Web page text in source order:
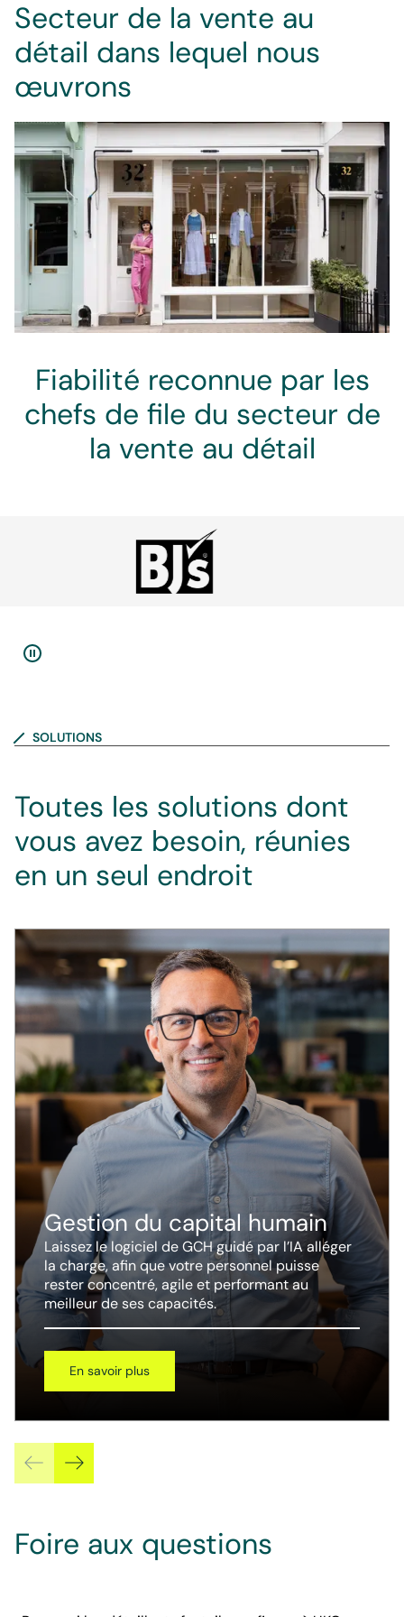
Secteur de la vente au
détail dans lequel nous
œuvrons
Dépanneurs
Épicerie
Vente au détail
Fiabilité reconnue par les
chefs de file du secteur de
la vente au détail
SOLUTIONS
Toutes les solutions dont
vous avez besoin, réunies
en un seul endroit
Gestion du capital humain
Laissez le logiciel de GCH guidé par l’IA alléger
la charge, afin que votre personnel puisse
rester concentré, agile et performant au
meilleur de ses capacités.
En savoir plus
Foire aux questions